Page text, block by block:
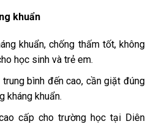
khuẩn
khuẩn, chống thấm tốt, không
học sinh và trẻ em.
trung bình đến cao, cần giặt đúng
kháng khuẩn.
cấp cho trường học tại Diên